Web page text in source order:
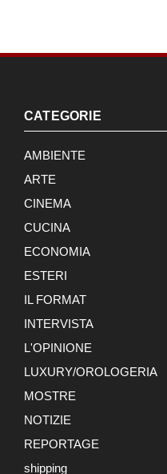
CATEGORIE
AMBIENTE
ARTE
CINEMA
CUCINA
ECONOMIA
ESTERI
IL FORMAT
INTERVISTA
L'OPINIONE
LUXURY/OROLOGERIA
MOSTRE
NOTIZIE
REPORTAGE
shipping